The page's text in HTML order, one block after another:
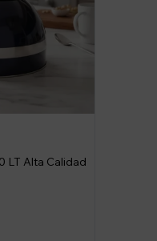
LT Alta Calidad